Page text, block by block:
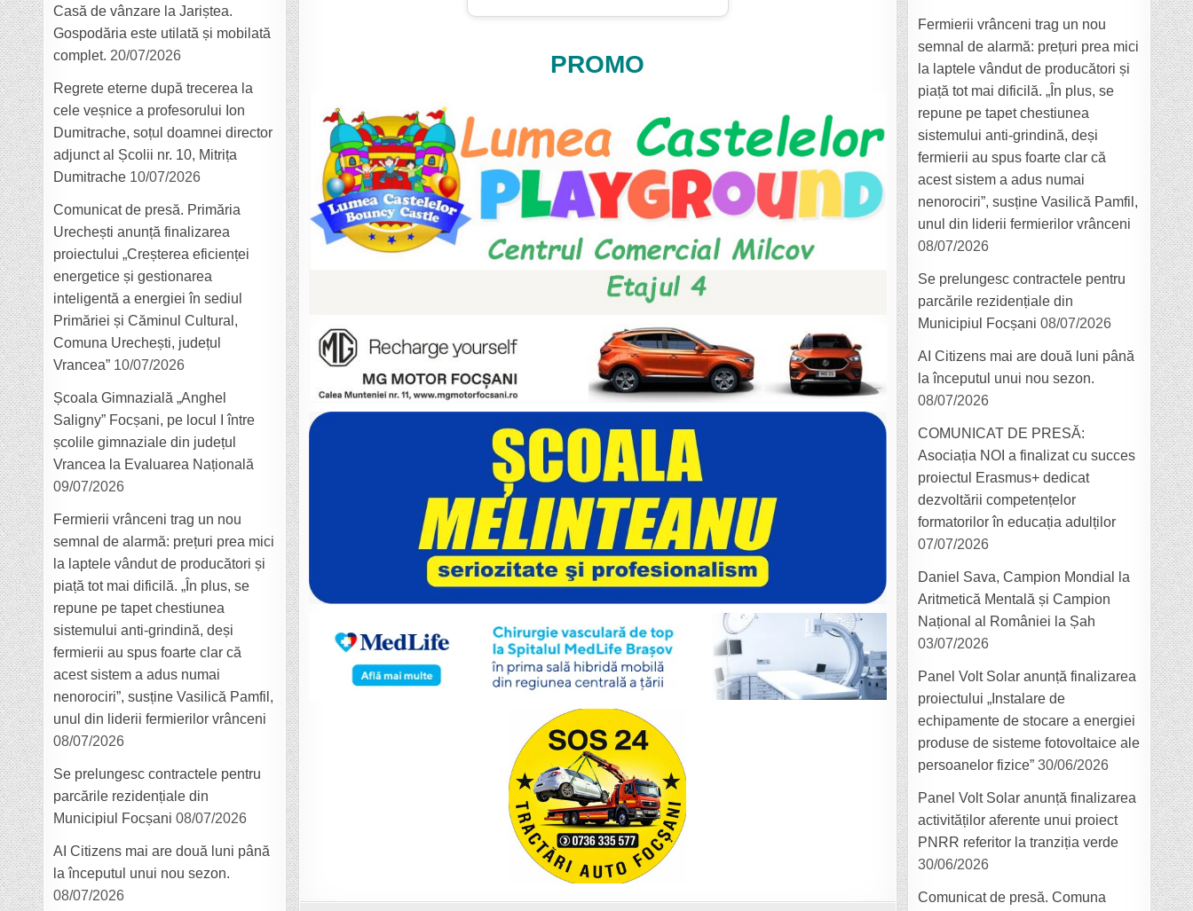
PROMO
Casă de vânzare la Jariștea.
Gospodăria este utilată și mobilată
complet. 20/07/2026
Regrete eterne după trecerea la
cele veșnice a profesorului Ion
Dumitrache, soțul doamnei director
adjunct al Școlii nr. 10, Mitrița
Dumitrache 10/07/2026
Comunicat de presă. Primăria
Urechești anunță finalizarea
proiectului „Creșterea eficienței
energetice și gestionarea
inteligentă a energiei în sediul
Primăriei și Căminul Cultural,
Comuna Urechești, județul
Vrancea” 10/07/2026
Școala Gimnazială „Anghel
Saligny” Focșani, pe locul I între
școlile gimnaziale din județul
Vrancea la Evaluarea Națională
09/07/2026
Fermierii vrânceni trag un nou
semnal de alarmă: prețuri prea mici
la laptele vândut de producători și
piață tot mai dificilă. „În plus, se
repune pe tapet chestiunea
sistemului anti-grindină, deși
fermierii au spus foarte clar că
acest sistem a adus numai
nenorociri”, susține Vasilică Pamfil,
unul din liderii fermierilor vrânceni
08/07/2026
Se prelungesc contractele pentru
parcările rezidențiale din
Municipiul Focșani 08/07/2026
AI Citizens mai are două luni până
la începutul unui nou sezon.
08/07/2026
Fermierii vrânceni trag un nou
semnal de alarmă: prețuri prea mici
la laptele vândut de producători și
piață tot mai dificilă. „În plus, se
repune pe tapet chestiunea
sistemului anti-grindină, deși
fermierii au spus foarte clar că
acest sistem a adus numai
nenorociri”, susține Vasilică Pamfil,
unul din liderii fermierilor vrânceni
08/07/2026
Se prelungesc contractele pentru
parcările rezidențiale din
Municipiul Focșani 08/07/2026
AI Citizens mai are două luni până
la începutul unui nou sezon.
08/07/2026
COMUNICAT DE PRESĂ:
Asociația NOI a finalizat cu succes
proiectul Erasmus+ dedicat
dezvoltării competențelor
formatorilor în educația adulților
07/07/2026
Daniel Sava, Campion Mondial la
Aritmetică Mentală și Campion
Național al României la Șah
03/07/2026
Panel Volt Solar anunță finalizarea
proiectului „Instalare de
echipamente de stocare a energiei
produse de sisteme fotovoltaice ale
persoanelor fizice” 30/06/2026
Panel Volt Solar anunță finalizarea
activităților aferente unui proiect
PNRR referitor la tranziția verde
30/06/2026
Comunicat de presă. Comuna